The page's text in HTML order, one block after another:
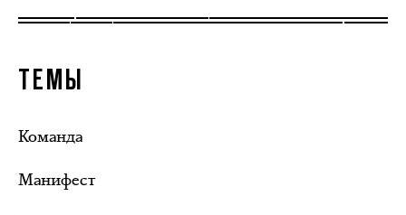
ТЕМЫ
Команда
Манифест